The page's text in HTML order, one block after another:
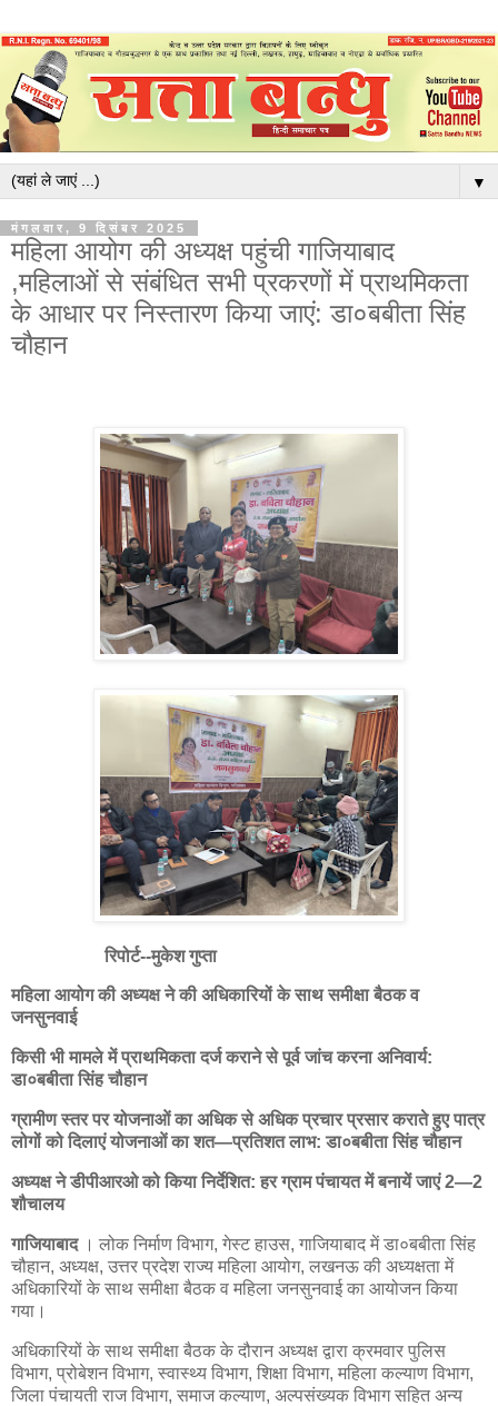
▼
मंगलवार, 9 दिसंबर 2025
महिला आयोग की अध्यक्ष पहुंची गाजियाबाद
,महिलाओं से संबंधित सभी प्रकरणों में प्राथमिकता
के आधार पर निस्तारण किया जाएं: डा०बबीता सिंह
चौहान
रिपोर्ट--मुकेश गुप्ता
महिला आयोग की अध्यक्ष ने की अधिकारियों के साथ समीक्षा बैठक व
जनसुनवाई
किसी भी मामले में प्राथमिकता दर्ज कराने से पूर्व जांच करना अनिवार्य:
डा०बबीता सिंह चौहान
ग्रामीण स्तर पर योजनाओं का अधिक से अधिक प्रचार प्रसार कराते हुए पात्र
लोगों को दिलाएं योजनाओं का शत—प्रतिशत लाभ: डा०बबीता सिंह चौहान
अध्यक्ष ने ​डीपीआरओ को किया निर्देशित: हर ग्राम पंचायत में बनायें जाएं 2—2
शौचालय
गाजियाबाद। लोक निर्माण विभाग, गेस्ट हाउस, गाजियाबाद में डा०बबीता सिंह
चौहान, अध्यक्ष, उत्तर प्रदेश राज्य महिला आयोग, लखनऊ की अध्यक्षता में
अधिकारियों के साथ समीक्षा बैठक व महिला जनसुनवाई का आयोजन किया
गया।
अधिकारियों के साथ समीक्षा बैठक के दौरान अध्यक्ष द्वारा क्रमवार पुलिस
विभाग, प्रोबेशन विभाग, स्वास्थ्य विभाग, शिक्षा विभाग, महिला कल्याण विभाग,
जिला पंचायती राज विभाग, समाज कल्याण, अल्पसंख्यक विभाग सहित अन्य